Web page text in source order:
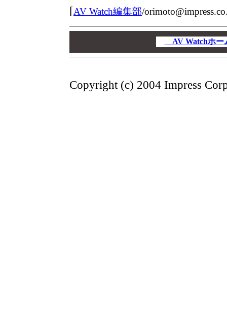
[AV Watch編集部/
AV Watchホ
Copyright (c) 2004 Impress